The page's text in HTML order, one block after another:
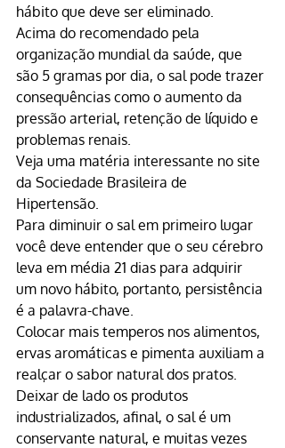
hábito que deve ser eliminado.
Acima do recomendado pela
organização mundial da saúde, que
são 5 gramas por dia, o sal pode trazer
consequências como o aumento da
pressão arterial, retenção de líquido e
problemas renais.
Veja uma matéria interessante no site
da Sociedade Brasileira de
Hipertensão.
Para diminuir o sal em primeiro lugar
você deve entender que o seu cérebro
leva em média 21 dias para adquirir
um novo hábito, portanto, persistência
é a palavra-chave.
Colocar mais temperos nos alimentos,
ervas aromáticas e pimenta auxiliam a
realçar o sabor natural dos pratos.
Deixar de lado os produtos
industrializados, afinal, o sal é um
conservante natural, e muitas vezes